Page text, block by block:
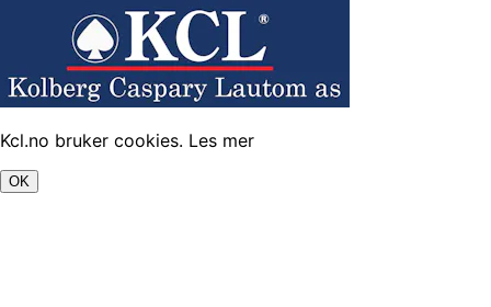
Kcl.no bruker cookies. Les mer
OK